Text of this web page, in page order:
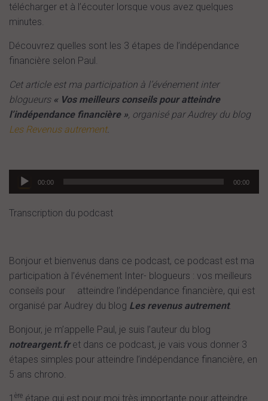
télécharger et à l’écouter lorsque vous avez quelques
minutes.
Découvrez quelles sont les 3 étapes de l’indépendance
financière selon Paul.
Cet article est ma participation à l’événement inter
blogueurs « Vos meilleurs conseils pour atteindre
l’indépendance financière », organisé par Audrey du blog
Les Revenus autrement.
Lecteur
audio
00:00 00:00
Transcription du podcast
Bonjour et bienvenus dans ce podcast, ce podcast est ma
participation à l’événement Inter- blogueurs : vos meilleurs
conseils pour atteindre l’indépendance financière, qui est
organisé par Audrey du blog Les revenus autrement.
Bonjour, je m’appelle Paul, je suis l’auteur du blog
notreargent.fret dans ce podcast, je vais vous donner 3
étapes simples pour atteindre l’indépendance financière, en
5 ans chrono.
1 ère étape qui est pour moi très importante pour atteindre